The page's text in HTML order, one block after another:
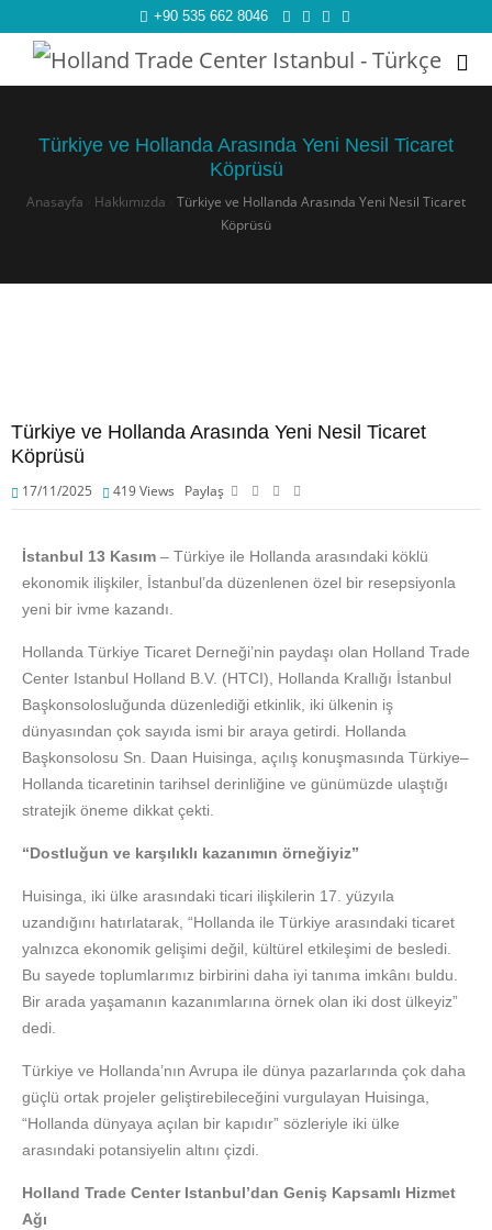
+90 535 662 8046
Türkiye ve Hollanda Arasında Yeni Nesil Ticaret
Köprüsü
Anasayfa Hakkımızda
Türkiye ve Hollanda Arasında Yeni Nesil Ticaret
Köprüsü
Türkiye ve Hollanda Arasında Yeni Nesil Ticaret
Köprüsü
17/11/2025 419Views Paylaş
İstanbul 13 Kasım – Türkiye ile Hollanda arasındaki köklü
ekonomik ilişkiler, İstanbul’da düzenlenen özel bir resepsiyonla
yeni bir ivme kazandı.
Hollanda Türkiye Ticaret Derneği’nin paydaşı olan Holland Trade
Center Istanbul Holland B.V. (HTCI), Hollanda Krallığı İstanbul
Başkonsolosluğunda düzenlediği etkinlik, iki ülkenin iş
dünyasından çok sayıda ismi bir araya getirdi. Hollanda
Başkonsolosu Sn. Daan Huisinga, açılış konuşmasında Türkiye–
Hollanda ticaretinin tarihsel derinliğine ve günümüzde ulaştığı
stratejik öneme dikkat çekti.
“Dostluğun ve karşılıklı kazanımın örneğiyiz”
Huisinga, iki ülke arasındaki ticari ilişkilerin 17. yüzyıla
uzandığını hatırlatarak, “Hollanda ile Türkiye arasındaki ticaret
yalnızca ekonomik gelişimi değil, kültürel etkileşimi de besledi.
Bu sayede toplumlarımız birbirini daha iyi tanıma imkânı buldu.
Bir arada yaşamanın kazanımlarına örnek olan iki dost ülkeyiz”
dedi.
Türkiye ve Hollanda’nın Avrupa ile dünya pazarlarında çok daha
güçlü ortak projeler geliştirebileceğini vurgulayan Huisinga,
“Hollanda dünyaya açılan bir kapıdır” sözleriyle iki ülke
arasındaki potansiyelin altını çizdi.
Holland Trade Center Istanbul’dan Geniş Kapsamlı Hizmet
Ağı